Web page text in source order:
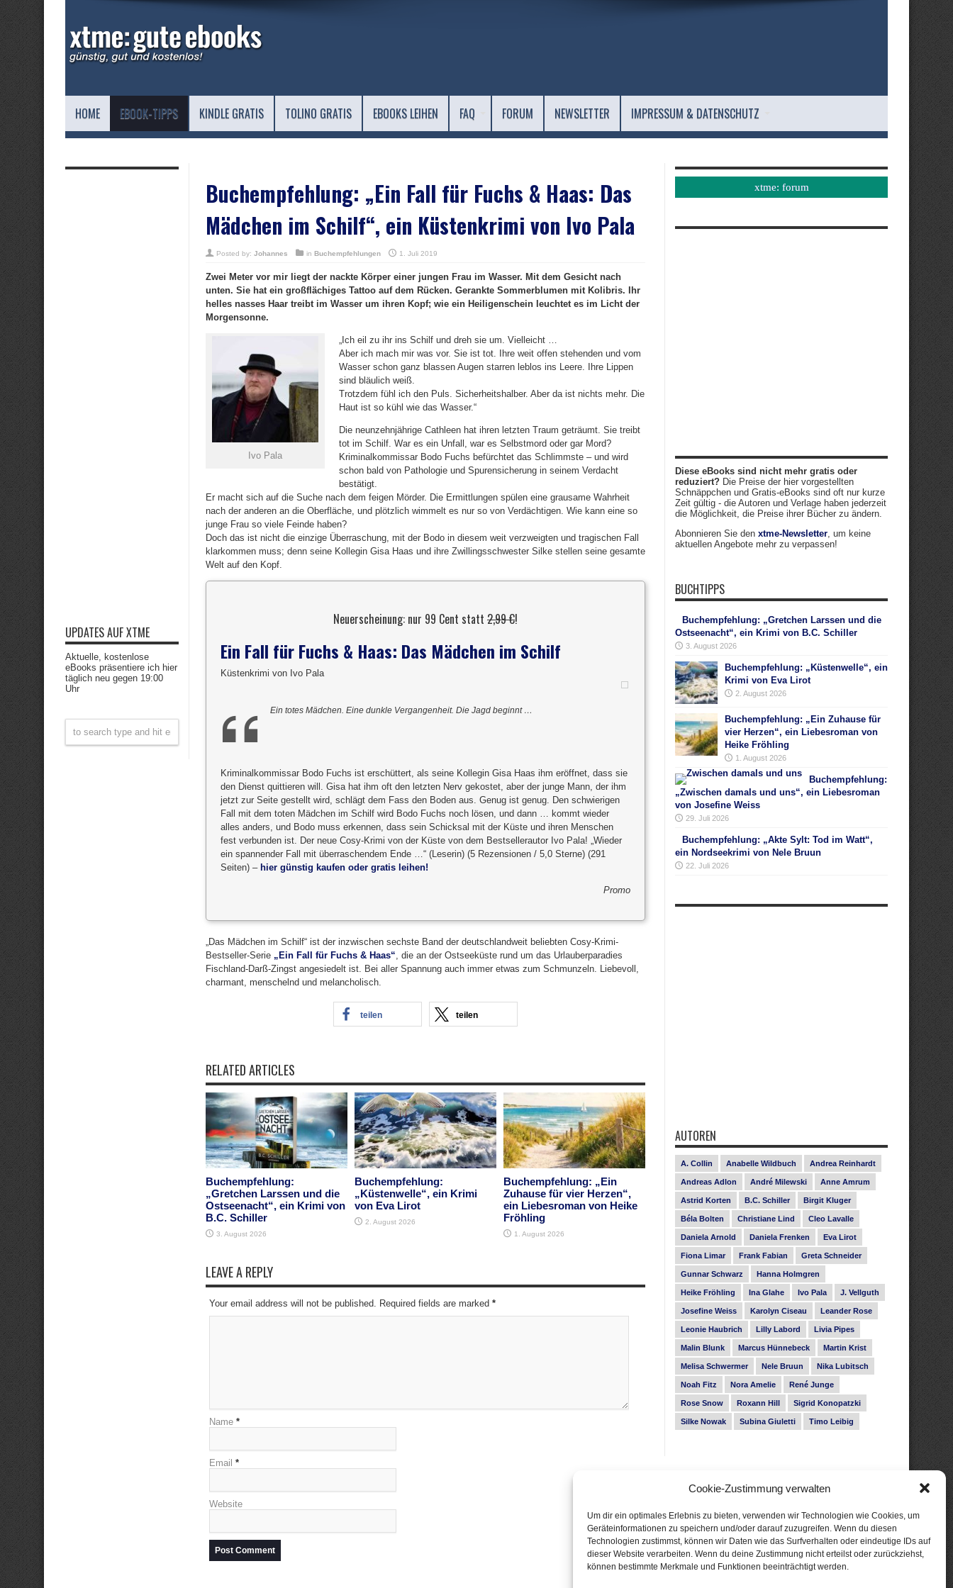
Cookie-Zustimmung verwalten
Um dir ein optimales Erlebnis zu bieten, verwenden wir Technologien wie Cookies, um
Geräteinformationen zu speichern und/oder darauf zuzugreifen. Wenn du diesen
Technologien zustimmst, können wir Daten wie das Surfverhalten oder eindeutige IDs auf
dieser Website verarbeiten. Wenn du deine Zustimmung nicht erteilst oder zurückziehst,
können bestimmte Merkmale und Funktionen beeinträchtigt werden.
HOME EBOOK-TIPPS KINDLE GRATIS TOLINO GRATIS EBOOKS LEIHEN FAQ FORUM NEWSLETTER IMPRESSUM & DATENSCHUTZ
Buchempfehlung: „Ein Fall für Fuchs & Haas: Das
Mädchen im Schilf“, ein Küstenkrimi von Ivo Pala
Posted by: Johannes in Buchempfehlungen 1. Juli 2019
Zwei Meter vor mir liegt der nackte Körper einer jungen Frau im Wasser. Mit dem Gesicht nach
unten. Sie hat ein großflächiges Tattoo auf dem Rücken. Gerankte Sommerblumen mit Kolibris. Ihr
helles nasses Haar treibt im Wasser um ihren Kopf; wie ein Heiligenschein leuchtet es im Licht der
Morgensonne.
Ivo Pala
„Ich eil zu ihr ins Schilf und dreh sie um. Vielleicht …
Aber ich mach mir was vor. Sie ist tot. Ihre weit offen stehenden und vom
Wasser schon ganz blassen Augen starren leblos ins Leere. Ihre Lippen
sind bläulich weiß.
Trotzdem fühl ich den Puls. Sicherheitshalber. Aber da ist nichts mehr. Die
Haut ist so kühl wie das Wasser.“
Die neunzehnjährige Cathleen hat ihren letzten Traum geträumt. Sie treibt
tot im Schilf. War es ein Unfall, war es Selbstmord oder gar Mord?
Kriminalkommissar Bodo Fuchs befürchtet das Schlimmste – und wird
schon bald von Pathologie und Spurensicherung in seinem Verdacht
bestätigt.
Er macht sich auf die Suche nach dem feigen Mörder. Die Ermittlungen spülen eine grausame Wahrheit
nach der anderen an die Oberfläche, und plötzlich wimmelt es nur so von Verdächtigen. Wie kann eine so
junge Frau so viele Feinde haben?
Doch das ist nicht die einzige Überraschung, mit der Bodo in diesem weit verzweigten und tragischen Fall
klarkommen muss; denn seine Kollegin Gisa Haas und ihre Zwillingsschwester Silke stellen seine gesamte
Welt auf den Kopf.
Neuerscheinung: nur 99 Cent statt 2,99 €!
Ein Fall für Fuchs & Haas: Das Mädchen im Schilf
Küstenkrimi von Ivo Pala
Ein totes Mädchen. Eine dunkle Vergangenheit. Die Jagd beginnt …
Kriminalkommissar Bodo Fuchs ist erschüttert, als seine Kollegin Gisa Haas ihm eröffnet, dass sie
den Dienst quittieren will. Gisa hat ihm oft den letzten Nerv gekostet, aber der junge Mann, der ihm
jetzt zur Seite gestellt wird, schlägt dem Fass den Boden aus. Genug ist genug. Den schwierigen
Fall mit dem toten Mädchen im Schilf wird Bodo Fuchs noch lösen, und dann … kommt wieder
alles anders, und Bodo muss erkennen, dass sein Schicksal mit der Küste und ihren Menschen
fest verbunden ist. Der neue Cosy-Krimi von der Küste von dem Bestsellerautor Ivo Pala! „Wieder
ein spannender Fall mit überraschendem Ende …“ (Leserin) (5 Rezensionen / 5,0 Sterne) (291
Seiten) – hier günstig kaufen oder gratis leihen!
Promo
„Das Mädchen im Schilf“ ist der inzwischen sechste Band der deutschlandweit beliebten Cosy-Krimi-
Bestseller-Serie „Ein Fall für Fuchs & Haas“, die an der Ostseeküste rund um das Urlauberparadies
Fischland-Darß-Zingst angesiedelt ist. Bei aller Spannung auch immer etwas zum Schmunzeln. Liebevoll,
charmant, menschelnd und melancholisch.
teilen teilen
RELATED ARTICLES
Buchempfehlung:
„Gretchen Larssen und die
Ostseenacht“, ein Krimi von
B.C. Schiller
3. August 2026
Buchempfehlung:
„Küstenwelle“, ein Krimi
von Eva Lirot
2. August 2026
Buchempfehlung: „Ein
Zuhause für vier Herzen“,
ein Liebesroman von Heike
Fröhling
1. August 2026
LEAVE A REPLY
Your email address will not be published. Required fields are marked *
Name *
Email *
Website
UPDATES AUF XTME
Aktuelle, kostenlose
eBooks präsentiere ich hier
täglich neu gegen 19:00
Uhr
xtme: forum
Diese eBooks sind nicht mehr gratis oder
reduziert? Die Preise der hier vorgestellten
Schnäppchen und Gratis-eBooks sind oft nur kurze
Zeit gültig - die Autoren und Verlage haben jederzeit
die Möglichkeit, die Preise ihrer Bücher zu ändern.
Abonnieren Sie den xtme-Newsletter, um keine
aktuellen Angebote mehr zu verpassen!
BUCHTIPPS
Buchempfehlung: „Gretchen Larssen und die
Ostseenacht“, ein Krimi von B.C. Schiller
3. August 2026
Buchempfehlung: „Küstenwelle“, ein
Krimi von Eva Lirot
2. August 2026
Buchempfehlung: „Ein Zuhause für
vier Herzen“, ein Liebesroman von
Heike Fröhling
1. August 2026
Buchempfehlung:
„Zwischen damals und uns“, ein Liebesroman
von Josefine Weiss
29. Juli 2026
Buchempfehlung: „Akte Sylt: Tod im Watt“,
ein Nordseekrimi von Nele Bruun
22. Juli 2026
AUTOREN
A. Collin Anabelle Wildbuch Andrea Reinhardt
Andreas Adlon André Milewski Anne Amrum
Astrid Korten B.C. Schiller Birgit Kluger
Béla Bolten Christiane Lind Cleo Lavalle
Daniela Arnold Daniela Frenken Eva Lirot
Fiona Limar Frank Fabian Greta Schneider
Gunnar Schwarz Hanna Holmgren
Heike Fröhling Ina Glahe Ivo Pala J. Vellguth
Josefine Weiss Karolyn Ciseau Leander Rose
Leonie Haubrich Lilly Labord Livia Pipes
Malin Blunk Marcus Hünnebeck Martin Krist
Melisa Schwermer Nele Bruun Nika Lubitsch
Noah Fitz Nora Amelie René Junge
Rose Snow Roxann Hill Sigrid Konopatzki
Silke Nowak Subina Giuletti Timo Leibig